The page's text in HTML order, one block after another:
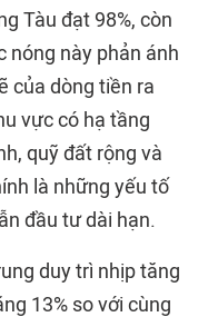
Tàu đạt 98%, còn
nóng này phản ánh
của dòng tiền ra
vực có hạ tầng
quỹ đất rộng và
là những yếu tố
đầu tư dài hạn.
duy trì nhịp tăng
13% so với cùng